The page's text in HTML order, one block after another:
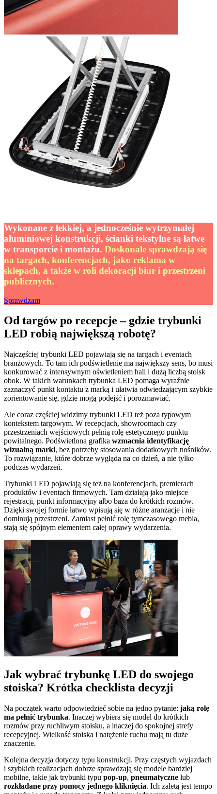
Wykonane z lekkiej, a jednocześnie wytrzymałej
aluminiowej konstrukcji, ścianki tekstylne są łatwe
w transporcie i montażu. Doskonale sprawdzają się
na targach, konferencjach, jako reklama w
sklepach, a także w roli dekoracji biur i przestrzeni
publicznych.
Sprawdzam
Od targów po recepcje – gdzie trybunki
LED robią największą robotę?
Najczęściej trybunki LED pojawiają się na targach i eventach
branżowych. To tam ich podświetlenie ma największy sens, bo musi
konkurować z intensywnym oświetleniem hali i dużą liczbą stoisk
obok. W takich warunkach trybunka LED pomaga wyraźnie
zaznaczyć punkt kontaktu z marką i ułatwia odwiedzającym szybkie
zorientowanie się, gdzie mogą podejść i porozmawiać.
Ale coraz częściej widzimy trybunki LED też poza typowym
kontekstem targowym. W recepcjach, showroomach czy
przestrzeniach wejściowych pełnią rolę estetycznego punktu
powitalnego. Podświetlona grafika wzmacnia identyfikację
wizualną marki, bez potrzeby stosowania dodatkowych nośników.
To rozwiązanie, które dobrze wygląda na co dzień, a nie tylko
podczas wydarzeń.
Trybunki LED pojawiają się też na konferencjach, premierach
produktów i eventach firmowych. Tam działają jako miejsce
rejestracji, punkt informacyjny albo baza do krótkich rozmów.
Dzięki swojej formie łatwo wpisują się w różne aranżacje i nie
dominują przestrzeni. Zamiast pełnić rolę tymczasowego mebla,
stają się spójnym elementem całej oprawy wydarzenia.
Jak wybrać trybunkę LED do swojego
stoiska? Krótka checklista decyzji
Na początek warto odpowiedzieć sobie na jedno pytanie: jaką rolę
ma pełnić trybunka. Inaczej wybiera się model do krótkich
rozmów przy ruchliwym stoisku, a inaczej do spokojnej strefy
recepcyjnej. Wielkość stoiska i natężenie ruchu mają tu duże
znaczenie.
Kolejna decyzja dotyczy typu konstrukcji. Przy częstych wyjazdach
i szybkich realizacjach dobrze sprawdzają się modele bardziej
mobilne, takie jak trybunki typu pop-up, pneumatyczne lub
rozkładane przy pomocy jednego kliknięcia. Ich zaletą jest tempo